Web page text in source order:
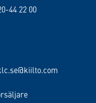
44 22 00